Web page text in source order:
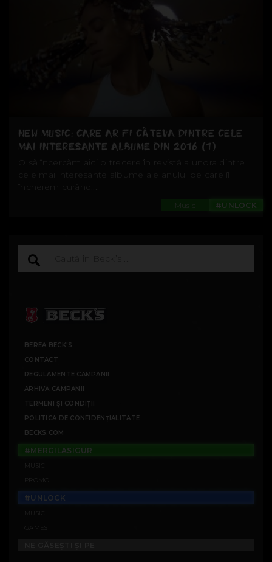
NEW MUSIC: CARE AR FI CÂTEVA DINTRE CELE
MAI INTERESANTE ALBUME DIN 2016 (1)
O să încercăm aici o trecere în revistă a unora dintre
cele mai interesante albume ale anului pe care îl
încheiem curând....
#UNLOCK
Music
BEREA BECK'S
CONTACT
REGULAMENTE CAMPANII
ARHIVĂ CAMPANII
TERMENI ȘI CONDIȚII
POLITICA DE CONFIDENȚIALITATE
BECKS.COM
#MERGILASIGUR
#UNLOCK
GAMES